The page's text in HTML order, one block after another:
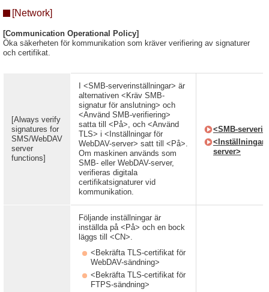
[Network]
[Communication Operational Policy]
Öka säkerheten för kommunikation som kräver verifiering av signaturer
och certifikat.
[Always verify
signatures for
SMS/WebDAV
server
functions]
I <SMB-serverinställningar> är
alternativen <Kräv SMB-
signatur för anslutning> och
<Använd SMB-verifiering>
satta till <På>, och <Använd
TLS> i <Inställningar för
WebDAV-server> satt till <På>.
Om maskinen används som
SMB- eller WebDAV-server,
verifieras digitala
certifikatsignaturer vid
kommunikation.
<SMB-
<Inställningar
server>
Följande inställningar är
inställda på <På> och en bock
läggs till <CN>.
<Bekräfta TLS-certifikat för
WebDAV-sändning>
<Bekräfta TLS-certifikat för
FTPS-sändning>